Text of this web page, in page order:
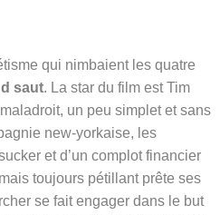
qui nimbaient les quatre
saut. La star du film est Tim
un peu simplet et sans
new-yorkaise, les
et d’un complot financier
toujours pétillant prête ses
se fait engager dans le but